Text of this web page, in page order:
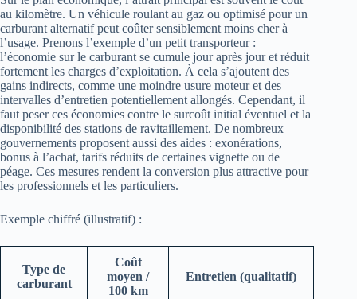
au kilomètre. Un véhicule roulant au gaz ou optimisé pour un
carburant alternatif peut coûter sensiblement moins cher à
l’usage. Prenons l’exemple d’un petit transporteur :
l’économie sur le carburant se cumule jour après jour et réduit
fortement les charges d’exploitation. À cela s’ajoutent des
gains indirects, comme une moindre usure moteur et des
intervalles d’entretien potentiellement allongés. Cependant, il
faut peser ces économies contre le surcoût initial éventuel et la
disponibilité des stations de ravitaillement. De nombreux
gouvernements proposent aussi des aides : exonérations,
bonus à l’achat, tarifs réduits de certaines vignette ou de
péage. Ces mesures rendent la conversion plus attractive pour
les professionnels et les particuliers.
Exemple chiffré (illustratif) :
Type de
carburant
Coût
moyen /
100 km
Entretien (qualitatif)